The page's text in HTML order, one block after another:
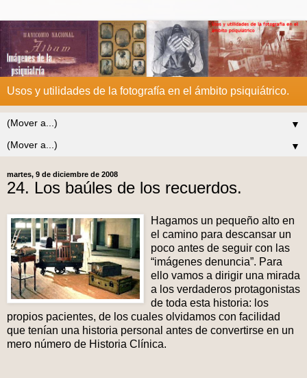
Usos y utilidades de la fotografía en el ámbito psiquiátrico.
▼
▼
martes, 9 de diciembre de 2008
24. Los baúles de los recuerdos.
Hagamos un pequeño alto en
el camino para descansar un
poco antes de seguir con las
“imágenes denuncia”. Para
ello vamos a dirigir una mirada
a los verdaderos protagonistas
de toda esta historia: los
propios pacientes, de los cuales olvidamos con facilidad
que tenían una historia personal antes de convertirse en un
mero número de Historia Clínica.